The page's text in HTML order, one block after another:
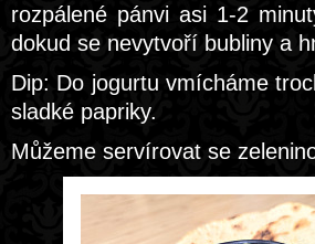
rozpálené pánvi asi 1-2
dokud se nevytvoří bubliny a
Dip: Do jogurtu vmícháme
sladké papriky.
Můžeme servírovat se